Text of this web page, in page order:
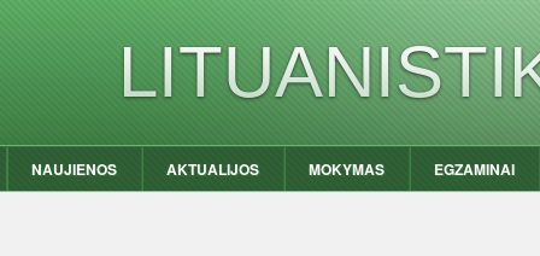
NAUJIENOS AKTUALIJOS MOKYMAS EGZAMINAI